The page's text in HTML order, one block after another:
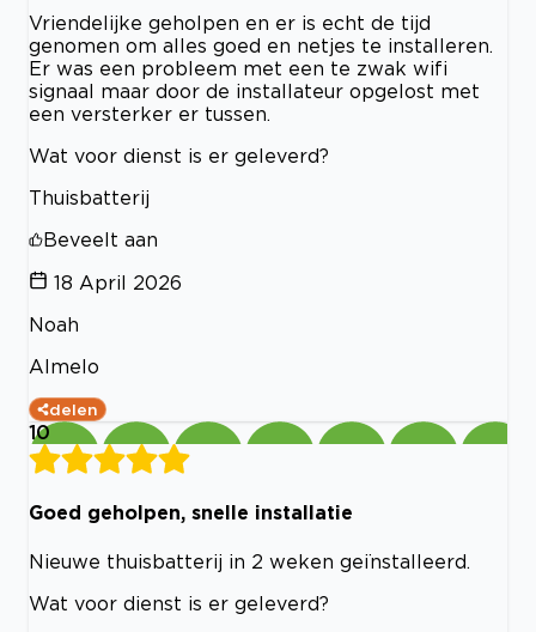
Vriendelijke geholpen en er is echt de tijd
genomen om alles goed en netjes te installeren.
Er was een probleem met een te zwak wifi
signaal maar door de installateur opgelost met
een versterker er tussen.
Wat voor dienst is er geleverd?
Thuisbatterij
Beveelt aan
18 April 2026
Noah
Almelo
delen
10
Goed geholpen, snelle installatie
Nieuwe thuisbatterij in 2 weken geïnstalleerd.
Wat voor dienst is er geleverd?